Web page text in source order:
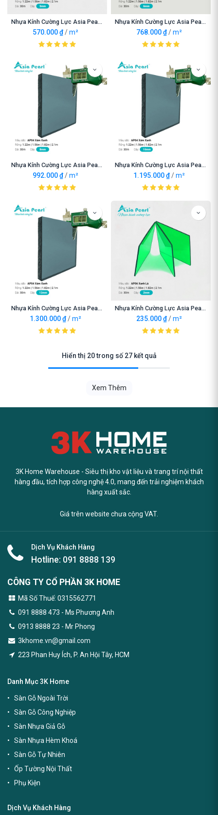
Nhựa Kính Cường Lực Asia Pearl AP04 Xám Xanh 5mm
570.000₫ /m²
Nhựa Kính Cường Lực Asia Pearl AP04 Xám Xanh 6mm
768.000₫ /m²
Nhựa Kính Cường Lực Asia Pearl AP04 Xám Xanh 8mm
992.000₫ /m²
Nhựa Kính Cường Lực Asia Pearl AP04 Xám Xanh 10mm
1.195.000₫ /m²
Nhựa Kính Cường Lực Asia Pearl AP04 Xám Xanh 12mm
1.300.000₫ /m²
Nhựa Kính Cường Lực Asia Pearl AP06 Xanh Lá 2mm
235.000₫ /m²
Hiển thị 20 trong số 27 kết quả
Xem Thêm
3K Home Warehouse - Siêu thị kho vật liệu và trang trí nội thất
hàng đầu, tích hợp công nghệ 4.0, mang đến trải nghiệm khách
hàng xuất sắc.
Giá trên website chưa cộng VAT.
Dịch Vụ Khách Hàng
Hotline: 091 8888 139
CÔNG TY CỔ PHẦN 3K HOME
Mã Số Thuế: 0315562771
091 8888 473 - Ms Phương Anh
0913 8888 23 - Mr Phong
3khome.vn@gmail.com
223 Phan Huy Ích, P. An Hội Tây, HCM
Danh Mục 3K Home
Sàn Gỗ Ngoài Trời
Sàn Gỗ Công Nghiệp
Sàn Nhựa Giả Gỗ
Sàn Nhựa Hèm Khoá
Sàn Gỗ Tự Nhiên
Ốp Tường Nội Thất
Phụ Kiện
Dịch Vụ Khách Hàng